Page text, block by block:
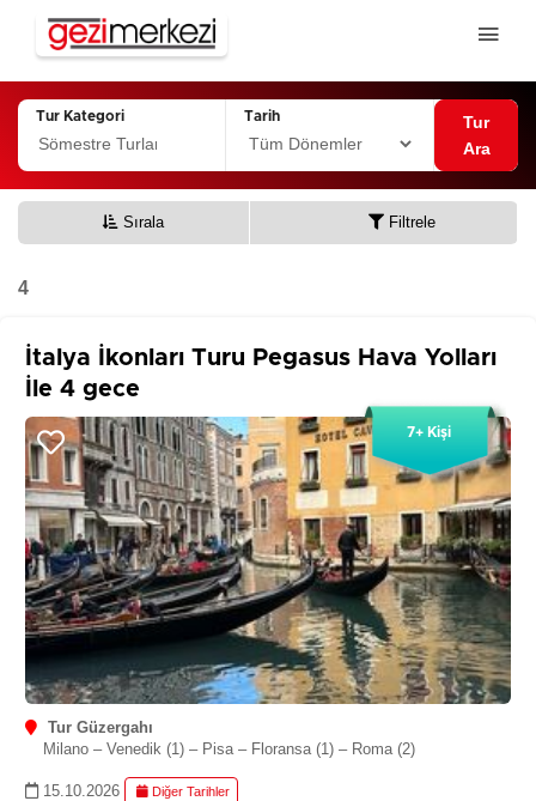
Tur Kategori Tarih
Tur
Ara
Sırala Filtrele
4
İtalya İkonları Turu Pegasus Hava Yolları
İle 4 gece
7+ Kişi
Tur Güzergahı
Milano – Venedik (1) – Pisa – Floransa (1) – Roma (2)
15.10.2026 Diğer Tarihler